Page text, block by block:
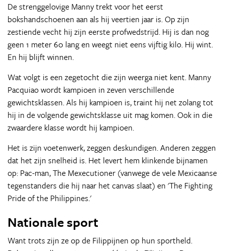
De strenggelovige Manny trekt voor het eerst
bokshandschoenen aan als hij veertien jaar is. Op zijn
zestiende vecht hij zijn eerste profwedstrijd. Hij is dan nog
geen 1 meter 60 lang en weegt niet eens vijftig kilo. Hij wint.
En hij blijft winnen.
Wat volgt is een zegetocht die zijn weerga niet kent. Manny
Pacquiao wordt kampioen in zeven verschillende
gewichtsklassen. Als hij kampioen is, traint hij net zolang tot
hij in de volgende gewichtsklasse uit mag komen. Ook in die
zwaardere klasse wordt hij kampioen.
Het is zijn voetenwerk, zeggen deskundigen. Anderen zeggen
dat het zijn snelheid is. Het levert hem klinkende bijnamen
op: Pac-man, The Mexecutioner (vanwege de vele Mexicaanse
tegenstanders die hij naar het canvas slaat) en 'The Fighting
Pride of the Philippines.'
Nationale sport
Want trots zijn ze op de Filippijnen op hun sportheld.